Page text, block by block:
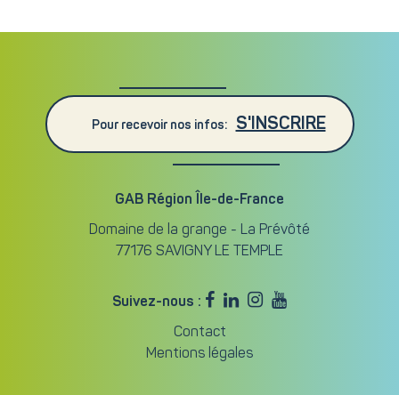
Pour recevoir nos infos: S'INSCRIRE
GAB Région Île-de-France
Domaine de la grange - La Prévôté
77176 SAVIGNY LE TEMPLE
Suivez-nous :    
Contact
Mentions légales